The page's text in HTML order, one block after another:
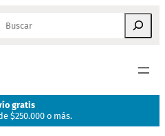
Search
gratis
$250.000 o más.